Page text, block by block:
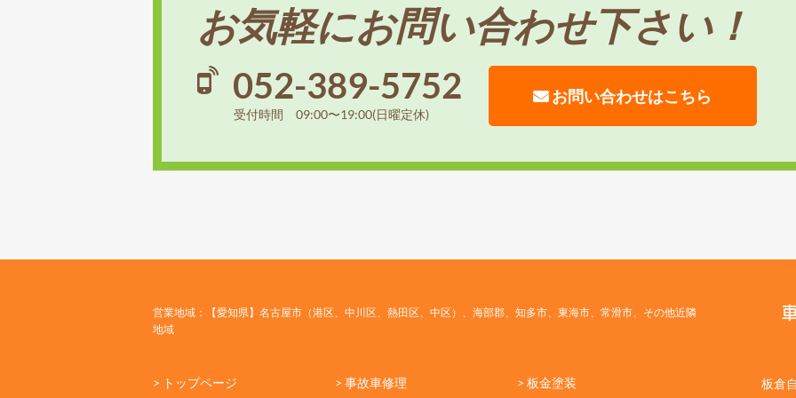
お気軽にお問い合わせ下さい！
052-389-5752
受付時間 09:00〜19:00(日曜定休)
お問い合わせはこちら
営業地域：【愛知県】名古屋市（港区、中川区、熱田区、中区）、海部郡、知多市、東海市、常滑市、その他近隣
地域
> トップページ > 事故車修理 > 板金塗装
板倉